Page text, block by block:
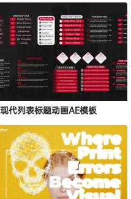
现代列表标题动画AE模板